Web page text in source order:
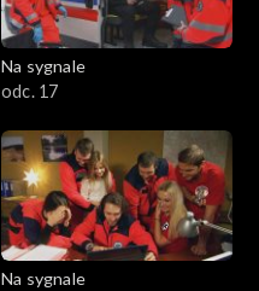
Na sygnale
odc. 17
Na sygnale